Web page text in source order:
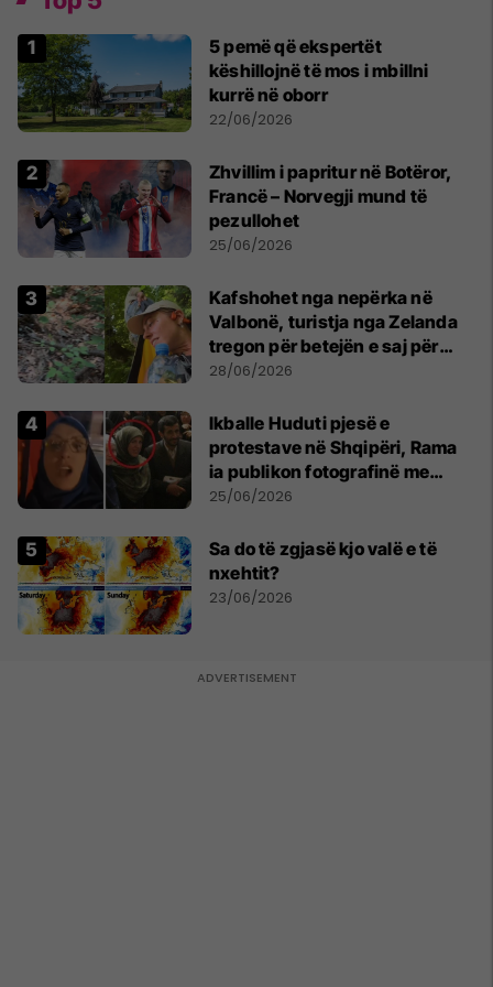
5 pemë që ekspertët
këshillojnë të mos i mbillni
kurrë në oborr
22/06/2026
Zhvillim i papritur në Botëror,
Francë – Norvegji mund të
pezullohet
25/06/2026
Kafshohet nga nepërka në
Valbonë, turistja nga Zelanda
tregon për betejën e saj për
mbijetesë
28/06/2026
Ikballe Huduti pjesë e
protestave në Shqipëri, Rama
ia publikon fotografinë me
Ahmadinejadin e Iranit
25/06/2026
Sa do të zgjasë kjo valë e të
nxehtit?
23/06/2026